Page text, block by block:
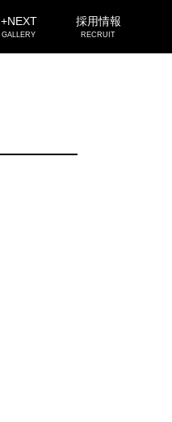
+NEXT
GALLERY
採用情報
RECRUIT